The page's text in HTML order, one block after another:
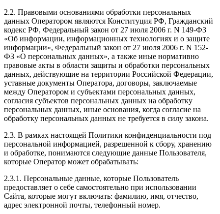
2.2. Правовыми основаниями обработки персональных
данных Оператором являются Конституция РФ, Гражданский
кодекс РФ, Федеральный закон от 27 июля 2006 г. N 149-ФЗ
«Об информации, информационных технологиях и о защите
информации», Федеральный закон от 27 июля 2006 г. N 152-
ФЗ «О персональных данных», а также иные нормативно
правовые акты в области защиты и обработки персональных
данных, действующие на территории Российской Федерации,
уставные документы Оператора, договоры, заключаемые
между Оператором и субъектами персональных данных,
согласия субъектов персональных данных на обработку
персональных данных, иные основания, когда согласие на
обработку персональных данных не требуется в силу закона.
2.3. В рамках настоящей Политики конфиденциальности под
персональной информацией, разрешенной к сбору, хранению
и обработке, понимаются следующие данные Пользователя,
которые Оператор может обрабатывать:
2.3.1. Персональные данные, которые Пользователь
предоставляет о себе самостоятельно при использовании
Сайта, которые могут включать: фамилию, имя, отчество,
адрес электронной почты, телефонный номер.